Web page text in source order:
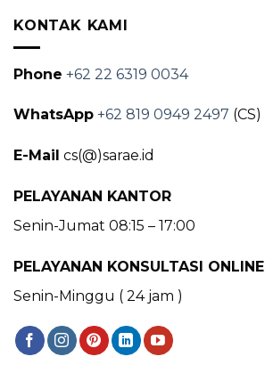
KONTAK KAMI
Phone +62 22 6319 0034
WhatsApp +62 819 0949 2497 (CS)
E-Mail cs(@)sarae.id
PELAYANAN KANTOR
Senin-Jumat 08:15 – 17:00
PELAYANAN KONSULTASI ONLINE
Senin-Minggu ( 24 jam )